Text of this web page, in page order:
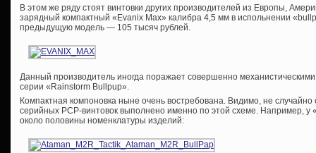
В этом же ряду стоят винтовки других производителей из Европы,
зарядный компактный «Evanix Max» калибра 4,5 мм в испольнении
предыдущую модель — 105 тысяч рублей.
Данный производитель иногда поражает совершенно
серии «Rainstorm Bullpup».
Компактная компоновка ныне очень востребована. Видимо, не случайно
серийных PCP-винтовок выполнено именно по этой схеме. Например,
около половины номенклатуры изделий: